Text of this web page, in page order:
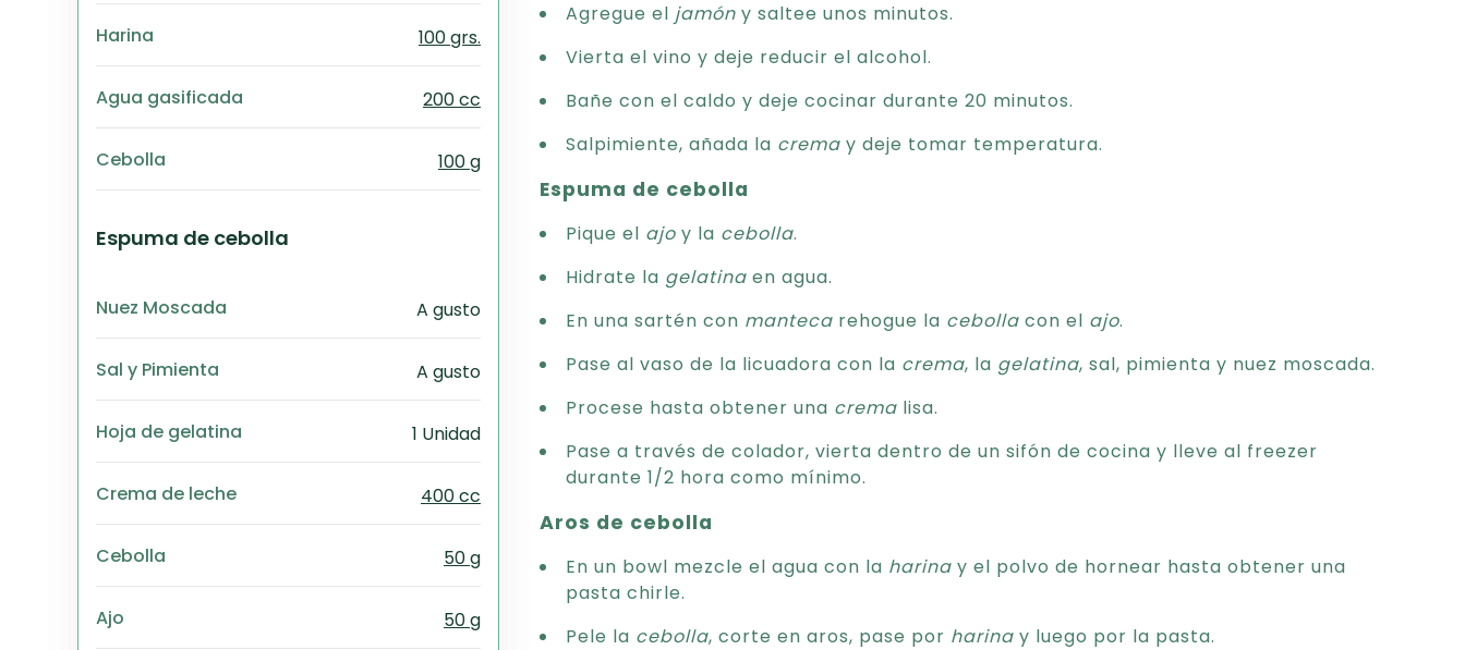
Harina 100 grs.
Agua gasificada 200 cc
Cebolla 100 g
Espuma de cebolla
Nuez Moscada A gusto
Sal y Pimienta A gusto
Hoja de gelatina 1 Unidad
Crema de leche 400 cc
Cebolla 50 g
Ajo 50 g
Agregue el jamón y saltee unos minutos.
Vierta el vino y deje reducir el alcohol.
Bañe con el caldo y deje cocinar durante 20 minutos.
Salpimiente, añada la crema y deje tomar temperatura.
Espuma de cebolla
Pique el ajo y la cebolla.
Hidrate la gelatina en agua.
En una sartén con manteca rehogue la cebolla con el ajo.
Pase al vaso de la licuadora con la crema, la gelatina, sal, pimienta y nuez moscada.
Procese hasta obtener una crema lisa.
Pase a través de colador, vierta dentro de un sifón de cocina y lleve al freezer
durante 1/2 hora como mínimo.
Aros de cebolla
En un bowl mezcle el agua con la harina y el polvo de hornear hasta obtener una
pasta chirle.
Pele la cebolla, corte en aros, pase por harina y luego por la pasta.